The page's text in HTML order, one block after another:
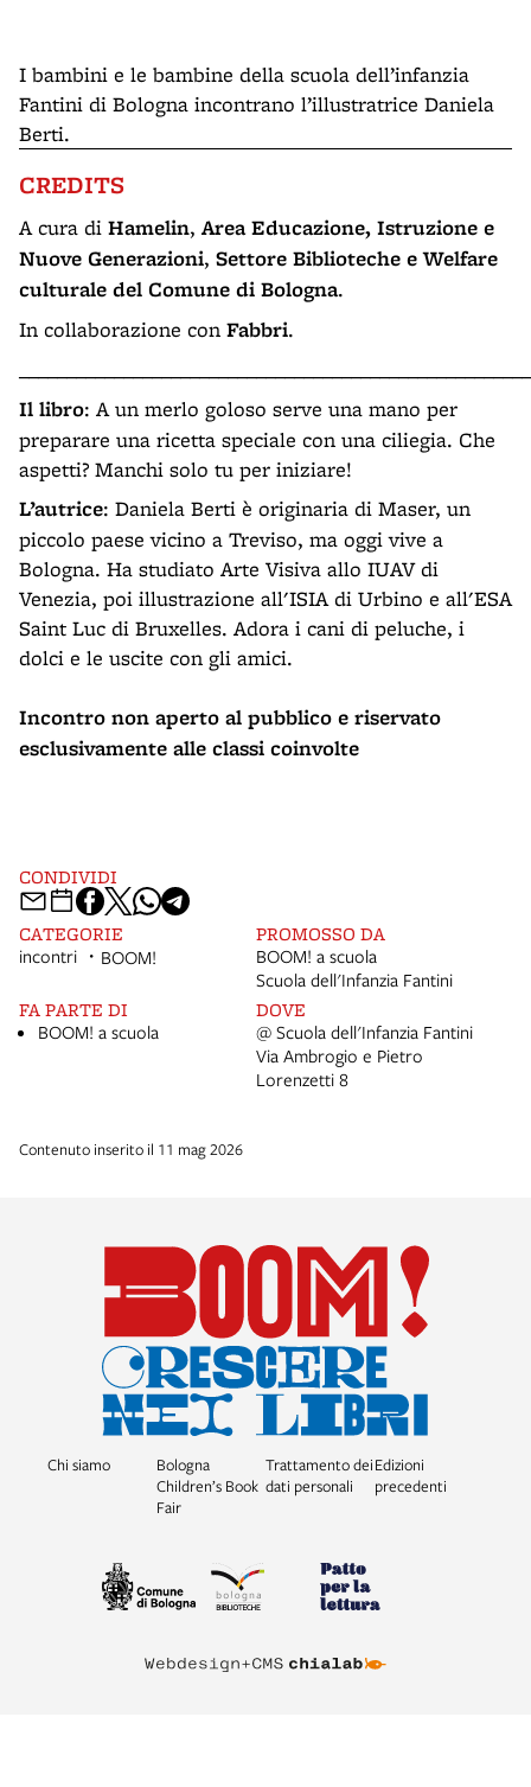
I bambini e le bambine della scuola dell’infanzia
Fantini di Bologna incontrano l’illustratrice Daniela
Berti.
CREDITS
A cura di Hamelin, Area Educazione, Istruzione e
Nuove Generazioni, Settore Biblioteche e Welfare
culturale del Comune di Bologna.
In collaborazione con Fabbri.
Il libro: A un merlo goloso serve una mano per
preparare una ricetta speciale con una ciliegia. Che
aspetti? Manchi solo tu per iniziare!
L’autrice: Daniela Berti è originaria di Maser, un
piccolo paese vicino a Treviso, ma oggi vive a
Bologna. Ha studiato Arte Visiva allo IUAV di
Venezia, poi illustrazione all'ISIA di Urbino e all'ESA
Saint Luc di Bruxelles. Adora i cani di peluche, i
dolci e le uscite con gli amici.
Incontro non aperto al pubblico e riservato
esclusivamente alle classi coinvolte
CATEGORIE
incontri BOOM!
PROMOSSO DA
BOOM! a scuola
Scuola dell'Infanzia Fantini
FA PARTE DI
BOOM! a scuola
DOVE
@ Scuola dell'Infanzia Fantini
Via Ambrogio e Pietro
Lorenzetti 8
CONDIVIDI
Contenuto inserito il 11 mag 2026
Chi siamo
Bologna
Children’s Book
Fair
Trattamento dei
dati personali
Edizioni
precedenti